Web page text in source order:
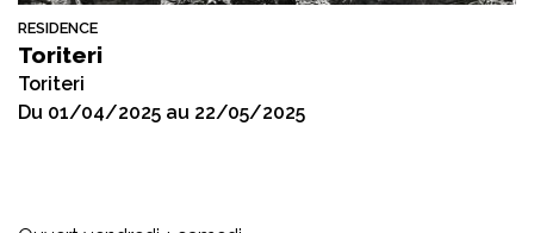
RESIDENCE
Toriteri
Toriteri
Du 01/04/2025 au 22/05/2025